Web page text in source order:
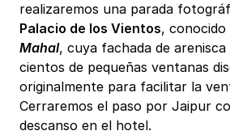
realizaremos una parada
Palacio de los Vientos, conocido
Mahal, cuya fachada de
cientos de pequeñas ventanas
originalmente para facilitar la
Cerraremos el paso por Jaipur
descanso en el hotel.